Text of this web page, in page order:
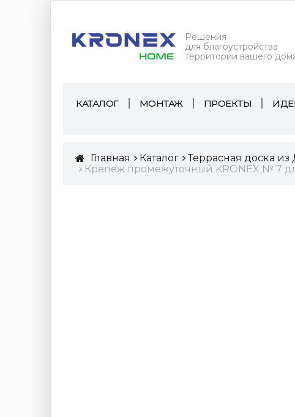
Решения
для благоустройства
территории вашего
КАТАЛОГ МОНТАЖ ПРОЕКТЫ
Главная Каталог Террасная доска
Крепеж промежуточный KRONEX № 7